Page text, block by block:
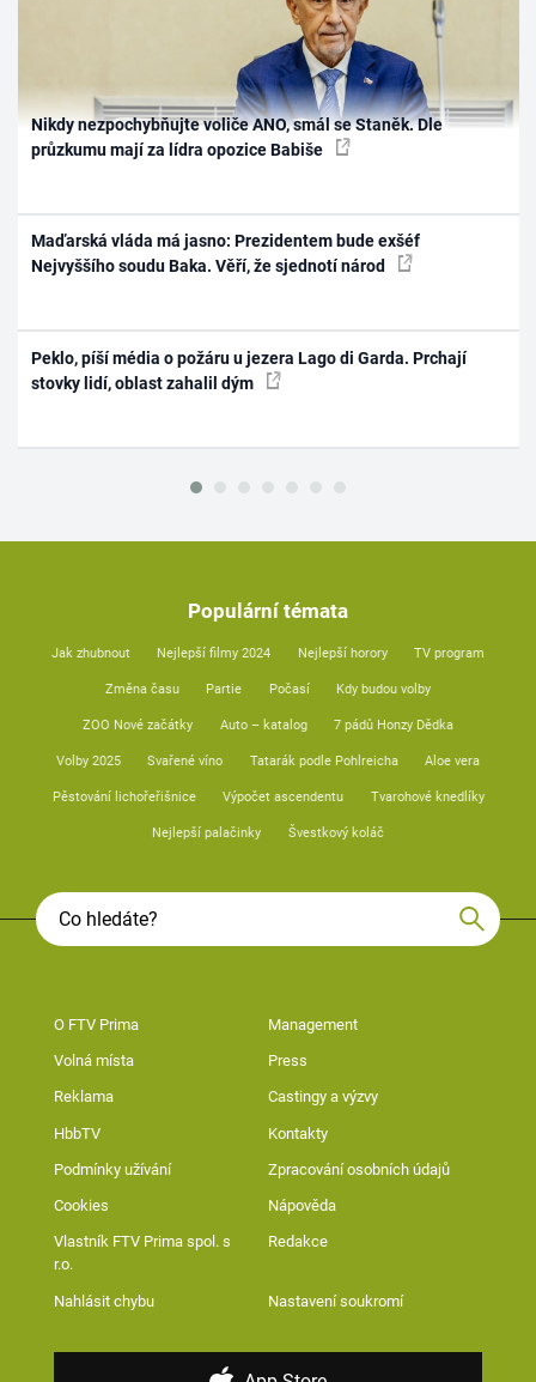
Nikdy nezpochybňujte voliče ANO, smál se Staněk. Dle
průzkumu mají za lídra opozice Babiše
Maďarská vláda má jasno: Prezidentem bude exšéf
Nejvyššího soudu Baka. Věří, že sjednotí národ
Peklo, píší média o požáru u jezera Lago di Garda. Prchají
stovky lidí, oblast zahalil dým
Populární témata
Jak zhubnout Nejlepší filmy 2024 Nejlepší horory TV program
Změna času Partie Počasí Kdy budou volby
ZOO Nové začátky Auto – katalog 7 pádů Honzy Dědka
Volby 2025 Svařené víno Tatarák podle Pohlreicha Aloe vera
Pěstování lichořeřišnice Výpočet ascendentu Tvarohové knedlíky
Nejlepší palačinky Švestkový koláč
O FTV Prima Management
Volná místa Press
Reklama Castingy a výzvy
HbbTV Kontakty
Podmínky užívání Zpracování osobních údajů
Cookies Nápověda
Vlastník FTV Prima spol. s
r.o.
Redakce
Nahlásit chybu Nastavení soukromí